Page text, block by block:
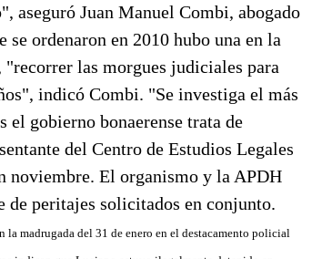
aseguró Juan Manuel Combi, abogado
ordenaron en 2010 hubo una en la
las morgues judiciales para
indicó Combi. "Se investiga el más
gobierno bonaerense trata de
del Centro de Estudios Legales
noviembre. El organismo y la APDH
de peritajes solicitados en conjunto.
la madrugada del 31 de enero en el destacamento policial